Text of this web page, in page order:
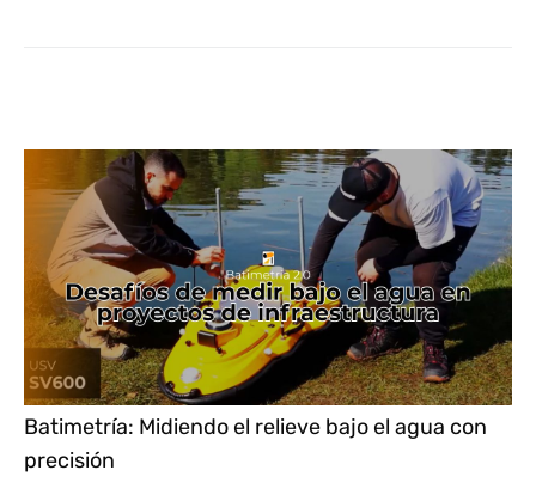
Batimetría: Midiendo el relieve bajo el agua con
precisión